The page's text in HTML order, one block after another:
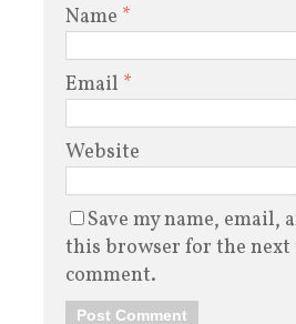
Name *
Email *
Website
Save my name, email,
this browser for the next
comment.